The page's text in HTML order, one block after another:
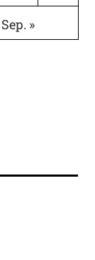
Sep. »